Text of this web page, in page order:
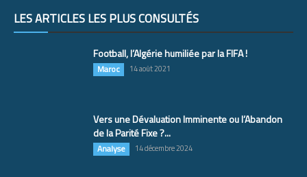
LES ARTICLES LES PLUS CONSULTÉS
Football, l’Algérie humiliée par la FIFA !
Maroc 14 août 2021
Vers une Dévaluation Imminente ou l’Abandon
de la Parité Fixe ?...
Analyse 14 décembre 2024